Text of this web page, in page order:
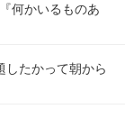
何かいるものあ
したかって朝から